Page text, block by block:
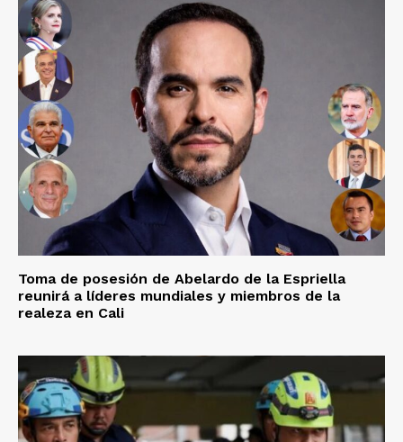
Toma de posesión de Abelardo de la Espriella
reunirá a líderes mundiales y miembros de la
realeza en Cali